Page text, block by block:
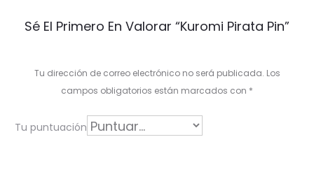
V
a
r
Sé El Primero En Valorar “Kuromi Pirata Pin”
Tu dirección de correo electrónico no será publicada. Los
campos obligatorios están marcados con *
Tu puntuación